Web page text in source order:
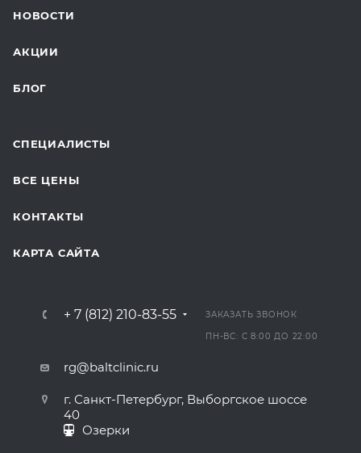
ДЛЯ БУДУЩИХ МАМ
НОВОСТИ
АКЦИИ
БЛОГ
СПЕЦИАЛИСТЫ
ВСЕ ЦЕНЫ
КОНТАКТЫ
КАРТА САЙТА
+ 7 (812) 210-83-55 ЗАКАЗАТЬ ЗВОНОК
ПН-ВС: С 8:00 ДО 22:00
rg@baltclinic.ru
г. Санкт-Петербург, Выборгское шоссе
40
Озерки